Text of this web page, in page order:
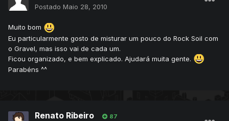
Postado Maio 28, 2010
Muito bom
Eu particularmente gosto de misturar um pouco do Rock Soil com
o Gravel, mas isso vai de cada um.
Ficou organizado, e bem explicado. Ajudará muita gente.
Parabéns ^^
Renato Ribeiro 87